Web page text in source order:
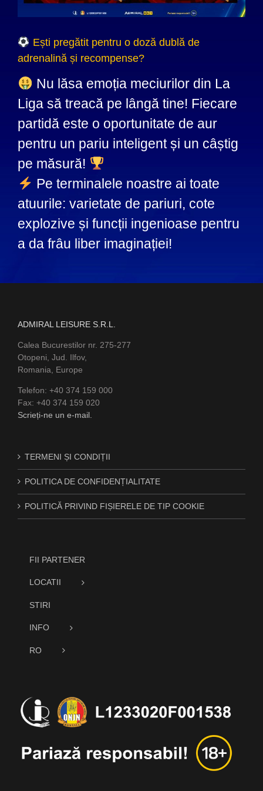
Ești pregătit pentru o doză dublă de
adrenalină și recompense?
Nu lăsa emoția meciurilor din La
Liga să treacă pe lângă tine! Fiecare
partidă este o oportunitate de aur
pentru un pariu inteligent și un câștig
pe măsură!
Pe terminalele noastre ai toate
atuurile: varietate de pariuri, cote
explozive și funcții ingenioase pentru
a da frâu liber imaginației!
ADMIRAL LEISURE S.R.L.
Calea Bucurestilor nr. 275-277
Otopeni, Jud. Ilfov,
Romania, Europe
Telefon: +40 374 159 000
Fax: +40 374 159 020
Scrieți-ne un e-mail.
TERMENI ȘI CONDIȚII
POLITICA DE CONFIDENȚIALITATE
POLITICĂ PRIVIND FIȘIERELE DE TIP COOKIE
FII PARTENER
LOCATII
STIRI
INFO
RO